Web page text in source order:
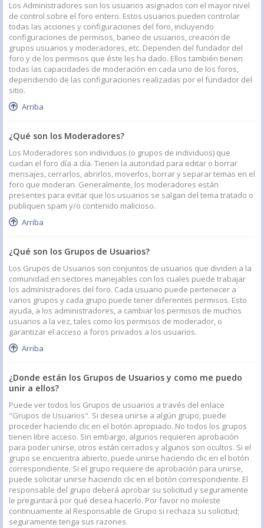
Los Administradores son los usuarios asignados con el mayor nivel
de control sobre el foro entero. Estos usuarios pueden controlar
todas las acciones y configuraciones del foro, incluyendo
configuraciones de permisos, baneo de usuarios, creación de
grupos usuarios y moderadores, etc. Dependen del fundador del
foro y de los permisos que éste les ha dado. Ellos también tienen
todas las capacidades de moderación en cada uno de los foros,
dependiendo de las configuraciones realizadas por el fundador del
sitio.
Arriba
¿Qué son los Moderadores?
Los Moderadores son individuos (o grupos de individuos) que
cuidan el foro día a día. Tienen la autoridad para editar o borrar
mensajes, cerrarlos, abrirlos, moverlos, borrar y separar temas en el
foro que moderan. Generalmente, los moderadores están
presentes para evitar que los usuarios se salgan del tema tratado o
publiquen spam y/o contenido malicioso.
Arriba
¿Qué son los Grupos de Usuarios?
Los Grupos de Usuarios son conjuntos de usuarios que dividen a la
comunidad en sectores manejables con los cuales puede trabajar
los administradores del foro. Cada usuario puede pertenecer a
varios grupos y cada grupo puede tener diferentes permisos. Esto
ayuda, a los administradores, a cambiar los permisos de muchos
usuarios a la vez, tales como los permisos de moderador, o
garantizar el acceso a foros privados a los usuarios.
Arriba
¿Donde están los Grupos de Usuarios y como me puedo
unir a ellos?
Puede ver todos los Grupos de usuarios a través del enlace
"Grupos de Usuarios". Si desea unirse a algún grupo, puede
proceder haciendo clic en el botón apropiado. No todos los grupos
tienen libre acceso. Sin embargo, algunos requieren aprobación
para poder unirse, otros están cerrados y algunos son ocultos. Si el
grupo se encuentra abierto, puede unirse haciendo clic en el botón
correspondiente. Si el grupo requiere de aprobación para unirse,
puede solicitar unirse haciendo clic en el botón correspondiente. El
responsable del grupo deberá aprobar su solicitud y seguramente
le preguntará por qué desea hacerlo. Por favor no moleste
continuamente al Responsable de Grupo si rechaza su solicitud;
seguramente tenga sus razones.